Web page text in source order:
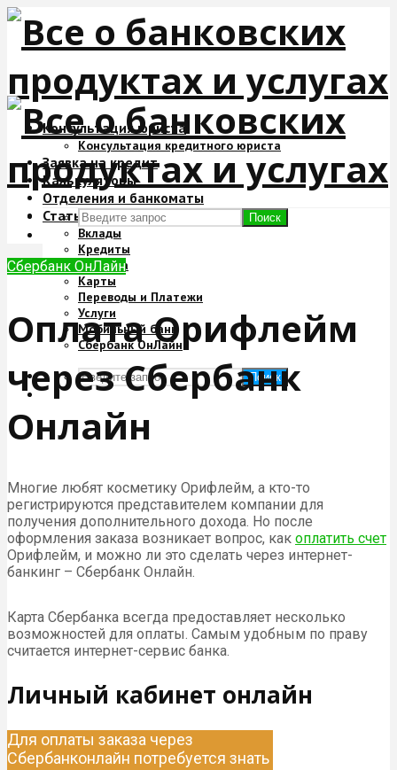
Консультация юриста
Консультация кредитного юриста
Заявка на кредит
Калькуляторы
Отделения и банкоматы
Статьи
Вклады
Кредиты
Ипотека
Карты
Переводы и Платежи
Услуги
Мобильный банк
Сбербанк ОнЛайн
Поиск
Поиск
Сбербанк ОнЛайн
Оплата Орифлейм
через Сбербанк
Онлайн
Многие любят косметику Орифлейм, а кто-то
регистрируются представителем компании для
получения дополнительного дохода. Но после
оформления заказа возникает вопрос, как оплатить счет
Орифлейм, и можно ли это сделать через интернет-
банкинг – Сбербанк Онлайн.
Карта Сбербанка всегда предоставляет несколько
возможностей для оплаты. Самым удобным по праву
считается интернет-сервис банка.
Личный кабинет онлайн
Для оплаты заказа через
Сбербанконлайн потребуется знать